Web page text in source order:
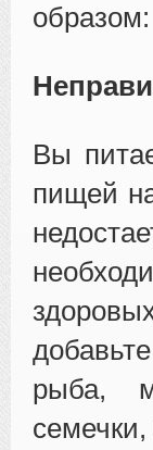
образом:
Вы
пищей
рыба,